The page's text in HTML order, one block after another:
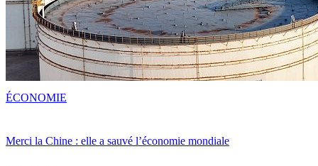
Merci la Chine : elle a sauvé l’économie mondiale
ÉCONOMIE